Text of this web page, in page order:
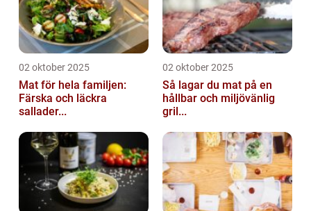
02 oktober 2025
Mat för hela familjen:
Färska och läckra
sallader...
02 oktober 2025
Så lagar du mat på en
hållbar och miljövänlig
gril...